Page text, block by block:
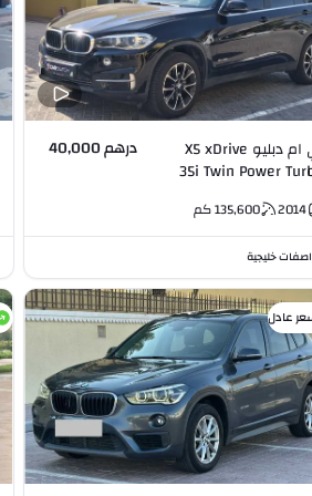
بي ام دبليو X5 xDrive
35i Twin Power
درهم 40,000
2014
135,600كم
خليجية
عادل